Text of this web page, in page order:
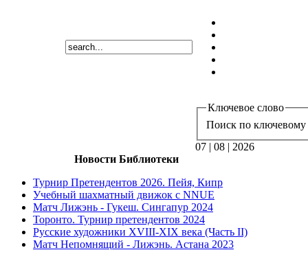
Ключевое слово
Поиск по ключевому
07 | 08 | 2026
Новости Библиотеки
Турнир Претендентов 2026. Пейя, Кипр
Учебный шахматный движок с NNUE
Матч Лижэнь - Гукеш. Сингапур 2024
Торонто. Турнир претендентов 2024
Русские художники XVIII-XIX века (Часть II)
Матч Непомнящий - Лижэнь. Астана 2023